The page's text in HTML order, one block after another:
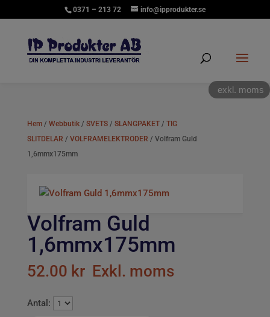
exkl. moms
0371 – 213 72 info@ipprodukter.se
Hem/ Webbutik/ SVETS/ SLANGPAKET/ TIG
SLITDELAR / VOLFRAMELEKTRODER / Volfram Guld
1,6mmx175mm
Volfram Guld
1,6mmx175mm
52.00 krExkl. moms
Antal: